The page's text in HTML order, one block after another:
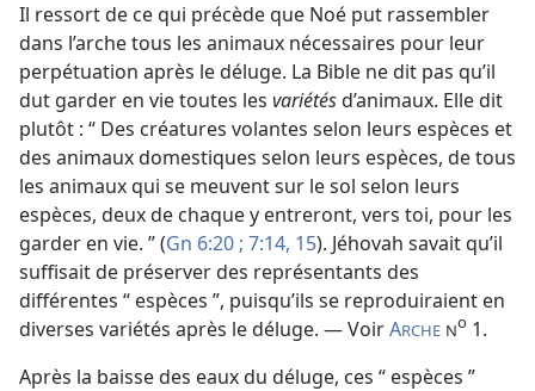
Il ressort de ce qui précède que Noé put rassembler
dans l’arche tous les animaux nécessaires pour leur
perpétuation après le déluge. La Bible ne dit pas qu’il
dut garder en vie toutes les variétésd’animaux. Elle dit
plutôt : “ Des créatures volantes selon leurs espèces et
des animaux domestiques selon leurs espèces, de tous
les animaux qui se meuvent sur le sol selon leurs
espèces, deux de chaque y entreront, vers toi, pour les
garder en vie. ” (Gn 6:20 ; 7:14, 15). Jéhovah savait qu’il
suffisait de préserver des représentants des
différentes “ espèces ”, puisqu’ils se reproduiraient en
diverses variétés après le déluge. — VoirARCHE No 1.
Après la baisse des eaux du déluge, ces “ espèces ”